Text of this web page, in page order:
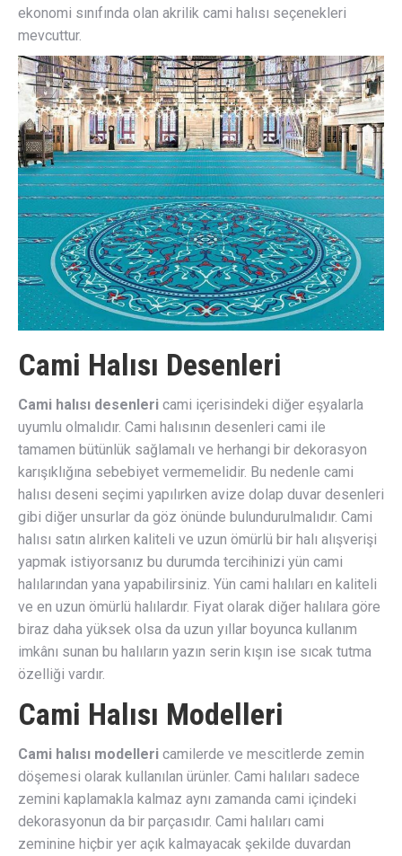
ekonomi sınıfında olan akrilik cami halısı seçenekleri
mevcuttur.
Cami Halısı Desenleri
Cami halısı desenleri cami içerisindeki diğer eşyalarla
uyumlu olmalıdır. Cami halısının desenleri cami ile
tamamen bütünlük sağlamalı ve herhangi bir dekorasyon
karışıklığına sebebiyet vermemelidir. Bu nedenle cami
halısı deseni seçimi yapılırken avize dolap duvar desenleri
gibi diğer unsurlar da göz önünde bulundurulmalıdır. Cami
halısı satın alırken kaliteli ve uzun ömürlü bir halı alışverişi
yapmak istiyorsanız bu durumda tercihinizi yün cami
halılarından yana yapabilirsiniz. Yün cami halıları en kaliteli
ve en uzun ömürlü halılardır. Fiyat olarak diğer halılara göre
biraz daha yüksek olsa da uzun yıllar boyunca kullanım
imkânı sunan bu halıların yazın serin kışın ise sıcak tutma
özelliği vardır.
Cami Halısı Modelleri
Cami halısı modelleri camilerde ve mescitlerde zemin
döşemesi olarak kullanılan ürünler. Cami halıları sadece
zemini kaplamakla kalmaz aynı zamanda cami içindeki
dekorasyonun da bir parçasıdır. Cami halıları cami
zeminine hiçbir yer açık kalmayacak şekilde duvardan